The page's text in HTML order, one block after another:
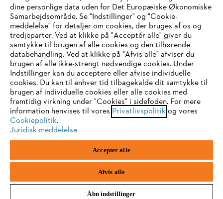
IHR BROWSER WIRD NICHT
UNTERSTÜTZT
Sie nutzen einen Browser, den wir noch nicht unterstützen. Für
eine optimale Nutzung unserer Seite empfehlen wir Ihnen, zu
einem der folgenden Browser zu wechseln:
Firefox Chrome
dine personlige data uden for Det Europæiske Økonomiske
Samarbejdsområde. Se "Indstillinger" og "Cookie-
meddelelse" for detaljer om cookies, der bruges af os og
tredjeparter. Ved at klikke på "Acceptér alle" giver du
samtykke til brugen af alle cookies og den tilhørende
databehandling. Ved at klikke på "Afvis alle" afviser du
brugen af alle ikke-strengt nødvendige cookies. Under
Indstillinger kan du acceptere eller afvise individuelle
cookies. Du kan til enhver tid tilbagekalde dit samtykke til
brugen af individuelle cookies eller alle cookies med
fremtidig virkning under "Cookies" i sidefoden. For mere
information henvises til vores Privatlivspolitik og vores
Cookiepolitik.
Juridisk meddelelse
Accepter alle
Afvis alle
Åbn indstillinger